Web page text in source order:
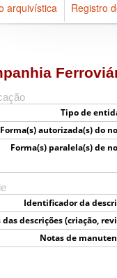
arquivística Registro
Tipo de
Forma(s) autorizada(s) do
Forma(s) paralela(s) de
Identificador da
das descrições (criação,
e
Notas de